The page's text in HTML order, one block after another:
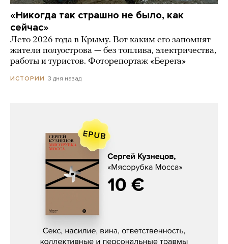
«Никогда так страшно не было, как
сейчас»
Лето 2026 года в Крыму. Вот каким его запомнят
жители полуострова — без топлива, электричества,
работы и туристов. Фоторепортаж «Берега»
ИСТОРИИ 3 дня назад
Сергей Кузнецов, «Мясорубка